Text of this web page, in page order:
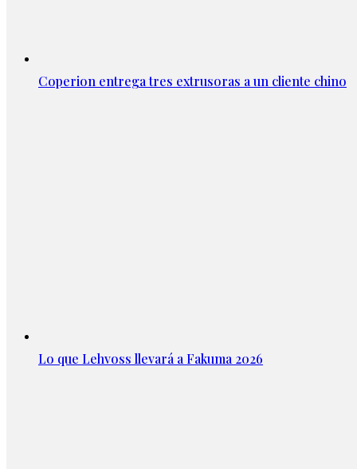
Coperion entrega tres extrusoras a un cliente chino
Lo que Lehvoss llevará a Fakuma 2026